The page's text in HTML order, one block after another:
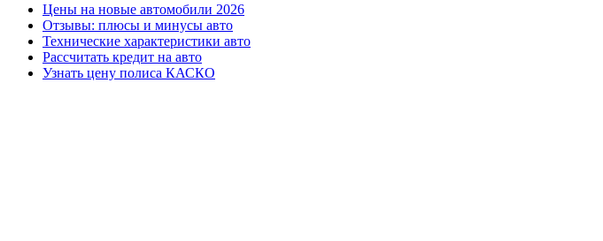
Цены на новые автомобили 2026
Отзывы: плюсы и минусы авто
Технические характеристики авто
Рассчитать кредит на авто
Узнать цену полиса КАСКО